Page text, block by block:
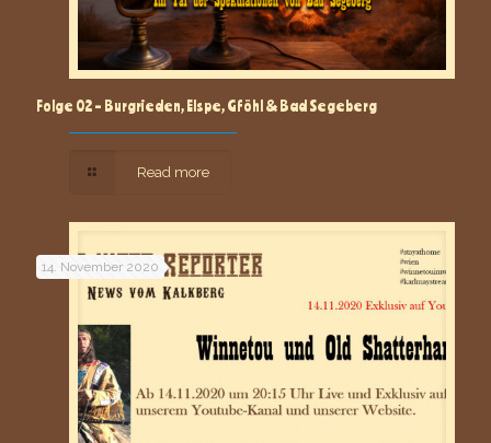
Folge 02 – Burgrieden, Elspe, Gföhl & Bad Segeberg
Read more
14. November 2020